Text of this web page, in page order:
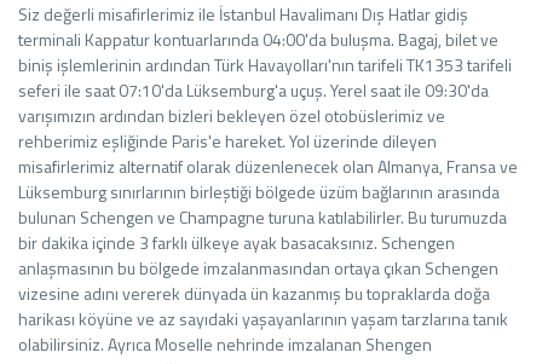
Siz değerli misafirlerimiz ile İstanbul Havalimanı Dış Hatlar gidiş
terminali Kappatur kontuarlarında 04:00'da buluşma. Bagaj, bilet ve
biniş işlemlerinin ardından Türk Havayolları'nın tarifeli TK1353 tarifeli
seferi ile saat 07:10'da Lüksemburg'a uçuş. Yerel saat ile 09:30'da
varışımızın ardından bizleri bekleyen özel otobüslerimiz ve
rehberimiz eşliğinde Paris'e hareket. Yol üzerinde dileyen
misafirlerimiz alternatif olarak düzenlenecek olan Almanya, Fransa ve
Lüksemburg sınırlarının birleştiği bölgede üzüm bağlarının arasında
bulunan Schengen ve Champagne turuna katılabilirler. Bu turumuzda
bir dakika içinde 3 farklı ülkeye ayak basacaksınız. Schengen
anlaşmasının bu bölgede imzalanmasından ortaya çıkan Schengen
vizesine adını vererek dünyada ün kazanmış bu topraklarda doğa
harikası köyüne ve az sayıdaki yaşayanlarının yaşam tarzlarına tanık
olabilirsiniz. Ayrıca Moselle nehrinde imzalanan Shengen